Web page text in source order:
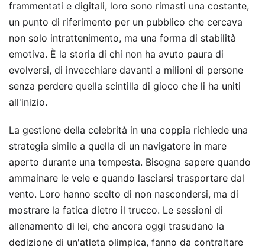
frammentati e digitali, loro sono rimasti una costante,
un punto di riferimento per un pubblico che cercava
non solo intrattenimento, ma una forma di stabilità
emotiva. È la storia di chi non ha avuto paura di
evolversi, di invecchiare davanti a milioni di persone
senza perdere quella scintilla di gioco che li ha uniti
all'inizio.
La gestione della celebrità in una coppia richiede una
strategia simile a quella di un navigatore in mare
aperto durante una tempesta. Bisogna sapere quando
ammainare le vele e quando lasciarsi trasportare dal
vento. Loro hanno scelto di non nascondersi, ma di
mostrare la fatica dietro il trucco. Le sessioni di
allenamento di lei, che ancora oggi trasudano la
dedizione di un'atleta olimpica, fanno da contraltare